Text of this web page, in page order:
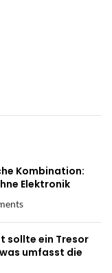
Kombination:
Elektronik
sollte ein Tresor
umfasst die